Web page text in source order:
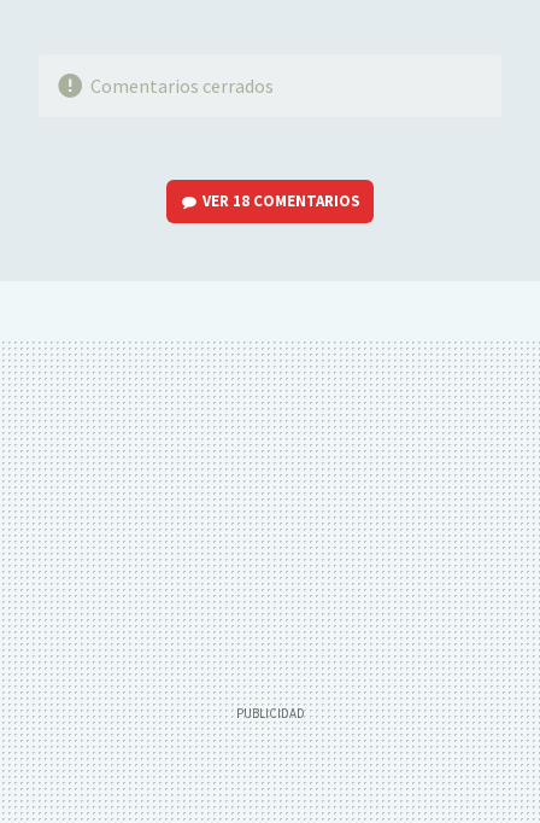
Comentarios cerrados
VER 18 COMENTARIOS